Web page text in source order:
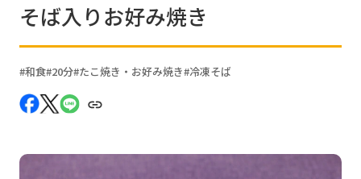
そば入りお好み焼き
和食 20分 たこ焼き・お好み焼き 冷凍そば